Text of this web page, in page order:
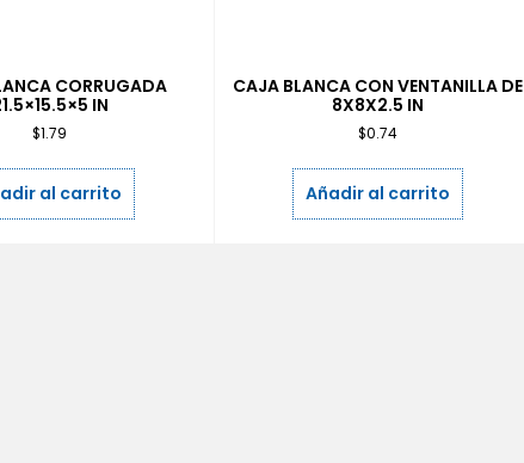
CORRUGADA
IN
$1.79
al carrito
CAJA BLANCA CON VENTANILLA DE
8X8X2.5 IN
$0.74
Añadir al carrito